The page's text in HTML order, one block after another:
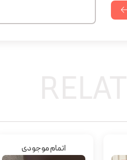
اتمام موجودی